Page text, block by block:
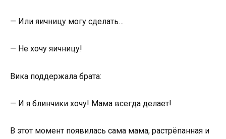
— Или яичницу могу сделать…
— Не хочу яичницу!
Вика поддержала брата:
— И я блинчики хочу! Мама всегда делает!
В этот момент появилась сама мама, растрёпанная и